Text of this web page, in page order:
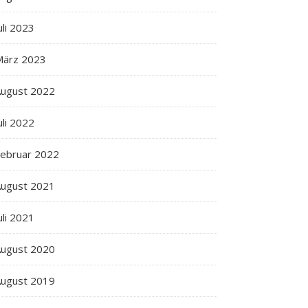
2023
2023
2022
2022
2022
2021
2021
2020
2019